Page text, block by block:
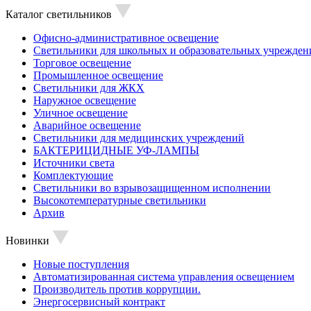
Каталог светильников
Офисно-административное освещение
Светильники для школьных и образовательных
Торговое освещение
Промышленное освещение
Светильники для ЖКХ
Наружное освещение
Уличное освещение
Аварийное освещение
Светильники для медицинских учреждений
БАКТЕРИЦИДНЫЕ УФ-ЛАМПЫ
Источники света
Комплектующие
Светильники во взрывозащищенном исполнении
Высокотемпературные светильники
Архив
Новинки
Новые поступления
Автоматизированная система управления освещением
Производитель против коррупции.
Энергосервисный контракт